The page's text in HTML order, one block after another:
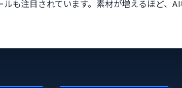
も注目されています。素材が増えるほど、AI